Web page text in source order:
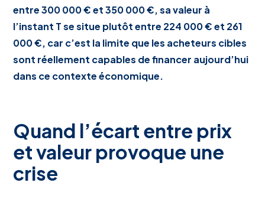
entre 300 000 € et 350 000 €, sa valeur à
l’instant T se situe plutôt entre 224 000 € et 261
000 €, car c’est la limite que les acheteurs cibles
sont réellement capables de financer aujourd’hui
dans ce contexte économique.
Quand l’écart entre prix
et valeur provoque une
crise